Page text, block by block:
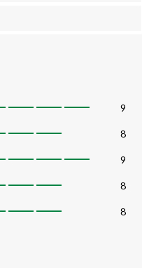
9
8
9
8
8